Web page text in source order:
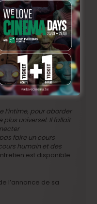
Madresle portrait de
le portrait d’une
de la dictature
comme un cri
ce massacre
essentiellement des
d’une mère et
d’or lors du
l’intime, pour aborder
plus universel. Il fallait
faire un cours
humain et des
est disponible
l’annonce de sa